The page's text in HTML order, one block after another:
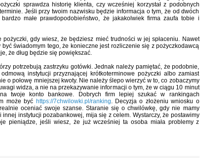
sprawdza historię klienta, czy wcześniej korzystał z podobnych
Jeśli przy twoim nazwisku będzie informacja o tym, że od dwóch
małe prawdopodobieństwo, że jakakolwiek firma zaufa tobie i
gdy wiesz, że będziesz mieć trudności w jej spłaceniu. Nawet
świadomym tego, że konieczne jest rozliczenie się z pożyczkodawcą
że dług będzie się powiększać.
potrzebują zastrzyku gotówki. Jednak należy pamiętać, że podobnie,
instytucji przyznającej krótkoterminowe pożyczki albo zamiast
o połowę mniejszej kwoty. Nie należy ślepo wierzyć w to, co zobaczymy
widza, a nie na przekazywanie informacji o tym, że w ciągu 10 minut
twoje konto bankowe. Dobrych firm lepiej szukać w rankingach
może być https://7chwilowki.pl/ranking. Decyzja o złożeniu wniosku o
oceniać swoje szanse. Staranie się o chwilówkę, gdy nie mamy
innej instytucji pozabankowej, mija się z celem. Wystarczy, że postawimy
pieniądze, jeśli wiesz, że już wcześniej ta osoba miała problemy z